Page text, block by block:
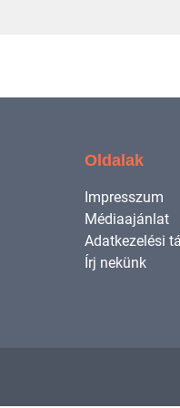
Oldalak
Impresszum
Médiaajánlat
Adatkezelési
Írj nekünk